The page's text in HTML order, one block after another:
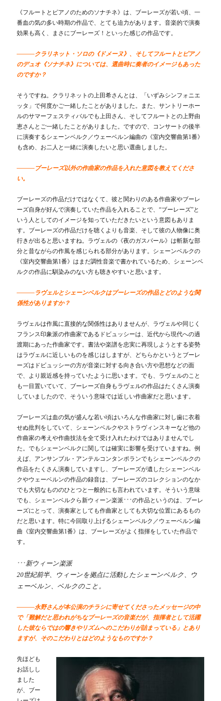
《フルートとピアノのためのソナチネ》は、ブーレーズが若い頃、一
番血の気の多い時期の作品で、とても迫力があります。音楽的で演奏
効果も高く、まさにブーレーズ！といった感じの作品です。
―――クラリネット・ソロの《ドメーヌ》、そしてフルートとピアノ
のデュオ《ソナチネ》については、選曲時に奏者のイメージもあった
のですか？
そうですね。クラリネットの上田希さんとは、「いずみシンフォニエ
ッタ」で何度かご一緒したことがありました。また、サントリーホー
ルのサマーフェスティバルでも上田さん、そしてフルートとの上野由
恵さんとご一緒したことがありました。ですので、コンサートの後半
に演奏するシェーンベルク／ウェーベルン編曲の《室内交響曲第1番》
も含め、お二人と一緒に演奏したいと思い選曲しました。
―――ブーレーズ以外の作曲家の作品を入れた意図を教えてくださ
い。
ブーレーズの作品だけではなくて、彼と関わりのある作曲家やブーレ
ーズ自身が好んで演奏していた作品を入れることで、“ブーレーズ”と
いう人としてのイメージを知っていただきたいという意図もありま
す。ブーレーズの作品だけを聴くよりも音楽、そして彼の人物像に奥
行きが出ると思いますね。ラヴェルの《夜のガスパール》は斬新な部
分と昔ながらの作風を感じられる部分があります。シェーンベルクの
《室内交響曲第1番》はまだ調性音楽で書かれているため、シェーンベ
ルクの作品に馴染みのない方も聴きやすいと思います。
―――ラヴェルとシェーンベルクはブーレーズの作品とどのような関
係性がありますか？
ラヴェルは作風に直接的な関係性はありませんが、ラヴェルや同じく
フランス印象派の作曲家であるドビュッシーは、近代から現代への過
渡期にあった作曲家です。書法や楽譜を忠実に再現しようとする姿勢
はラヴェルに近しいものを感じはしますが、どちらかというとブーレ
ーズはドビュッシーの方が音楽に対する向き合い方や思想などの面
で、より親近感を持っていたように思います。でも、ラヴェルのこと
も一目置いていて、ブーレーズ自身もラヴェルの作品はたくさん演奏
していましたので、そういう意味では近しい作曲家だと思います。
ブーレーズは血の気が盛んな若い頃はいろんな作曲家に対し歯に衣着
せぬ批判をしていて、シェーンベルクやストラヴィンスキーなど他の
作曲家の考えや作曲技法を全て受け入れたわけではありませんでし
た。でもシェーンベルクに関しては確実に影響を受けていますね。例
えば、アンサンブル・アンテルコンタンポランでもシェーンベルクの
作品をたくさん演奏していますし、ブーレーズが遺したシェーンベル
クやウェーベルンの作品の録音は、ブーレーズのコレクションのなか
でも大切なもののひとつと一般的にも言われています。そういう意味
でも、シェーンベルクら新ウィーン楽派 ＊＊＊の作品というのは、ブーレ
ーズにとって、演奏家としても作曲家としても大切な位置にあるもの
だと思います。特に今回取り上げるシェーンベルク／ウェーベルン編
曲《室内交響曲第1番》は、ブーレーズがよく指揮をしていた作品で
す。
＊＊＊ 新ウィーン楽派
20世紀前半、ウィーンを拠点に活動したシェーンベルク、ウ
ェーベルン、ベルクのこと。
―――永野さんが本公演のチラシに寄せてくださったメッセージの中
で「難解だと思われがちなブーレーズの音楽だが、指揮者として活躍
した彼ならではの響きやリズムへのこだわりが詰まっている」とあり
ますが、そのこだわりとはどのようなものですか？
先ほども
お話しし
ました
が、ブー